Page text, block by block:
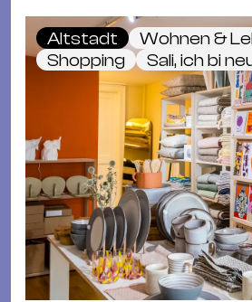
Altstadt
Wohnen &
Shopping
Sali, ich bi